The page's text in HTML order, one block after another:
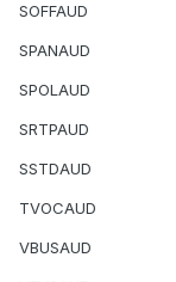
SOFFAUD
SPANAUD
SPOLAUD
SRTPAUD
SSTDAUD
TVOCAUD
VBUSAUD